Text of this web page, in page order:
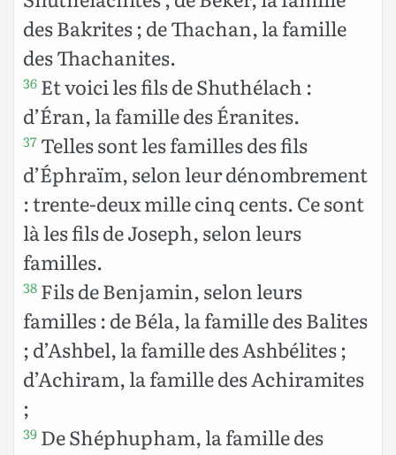
des Bakrites ; de Thachan, la famille
des Thachanites.
36 Et voici les fils de Shuthélach :
d’Éran, la famille des Éranites.
37 Telles sont les familles des fils
d’Éphraïm, selon leur dénombrement
: trente-deux mille cinq cents. Ce sont
là les fils de Joseph, selon leurs
familles.
38 Fils de Benjamin, selon leurs
familles : de Béla, la famille des Balites
; d’Ashbel, la famille des Ashbélites ;
d’Achiram, la famille des Achiramites
;
39 De Shéphupham, la famille des